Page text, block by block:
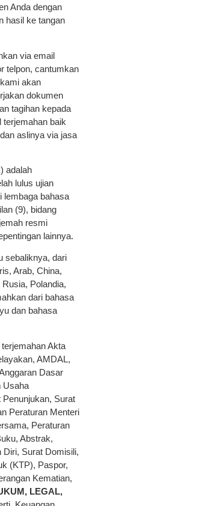
Anda dengan
hasil ke tangan
via email
telpon, cantumkan
akan
dokumen
tagihan kepada
baik
aslinya via jasa
) adalah
lulus ujian
lembaga bahasa
(9), bidang
resmi
lainnya.
sebaliknya, dari
Arab, China,
Polandia,
dari bahasa
dan bahasa
Akta
AMDAL,
Dasar
Usaha
Surat
Peraturan Menteri
Peraturan
Abstrak,
Diri, Surat Domisili,
(KTP), Paspor,
Kematian,
LEGAL,